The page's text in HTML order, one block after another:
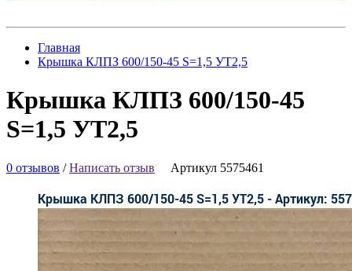
Главная
Крышка КЛПЗ 600/150-45 S=1,5 УТ2,5
Крышка КЛПЗ 600/150-45
S=1,5 УТ2,5
0 отзывов /Написать отзыв Артикул 5575461